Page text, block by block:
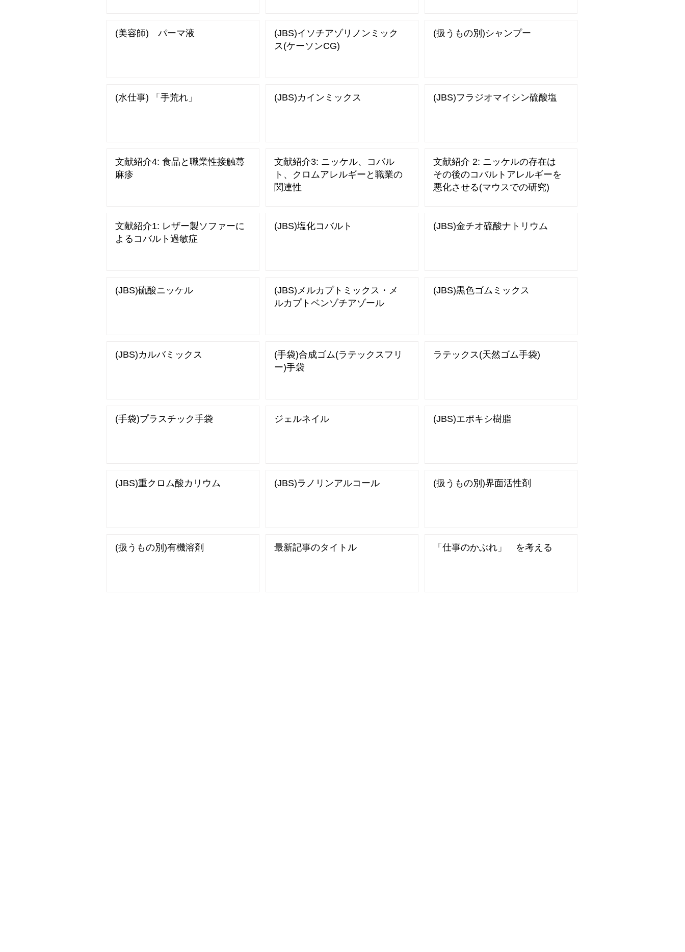
(美容師) パーマ液
(JBS)イソチアゾリノンミック
ス(ケーソンCG)
(扱うもの別)シャンプー
(水仕事) 「手荒れ」 (JBS)カインミックス (JBS)フラジオマイシン硫酸塩
文献紹介4: 食品と職業性接触蕁
麻疹
文献紹介3: ニッケル、コバル
ト、クロムアレルギーと職業の
関連性
文献紹介 2: ニッケルの存在は
その後のコバルトアレルギーを
悪化させる(マウスでの研究)
文献紹介1: レザー製ソファーに
よるコバルト過敏症
(JBS)塩化コバルト (JBS)金チオ硫酸ナトリウム
(JBS)硫酸ニッケル
(JBS)メルカプトミックス・メ
ルカプトベンゾチアゾール
(JBS)黒色ゴムミックス
(JBS)カルバミックス
(手袋)合成ゴム(ラテックスフリ
ー)手袋
ラテックス(天然ゴム手袋)
(手袋)プラスチック手袋 ジェルネイル (JBS)エポキシ樹脂
(JBS)重クロム酸カリウム (JBS)ラノリンアルコール (扱うもの別)界面活性剤
(扱うもの別)有機溶剤 最新記事のタイトル 「仕事のかぶれ」 を考える